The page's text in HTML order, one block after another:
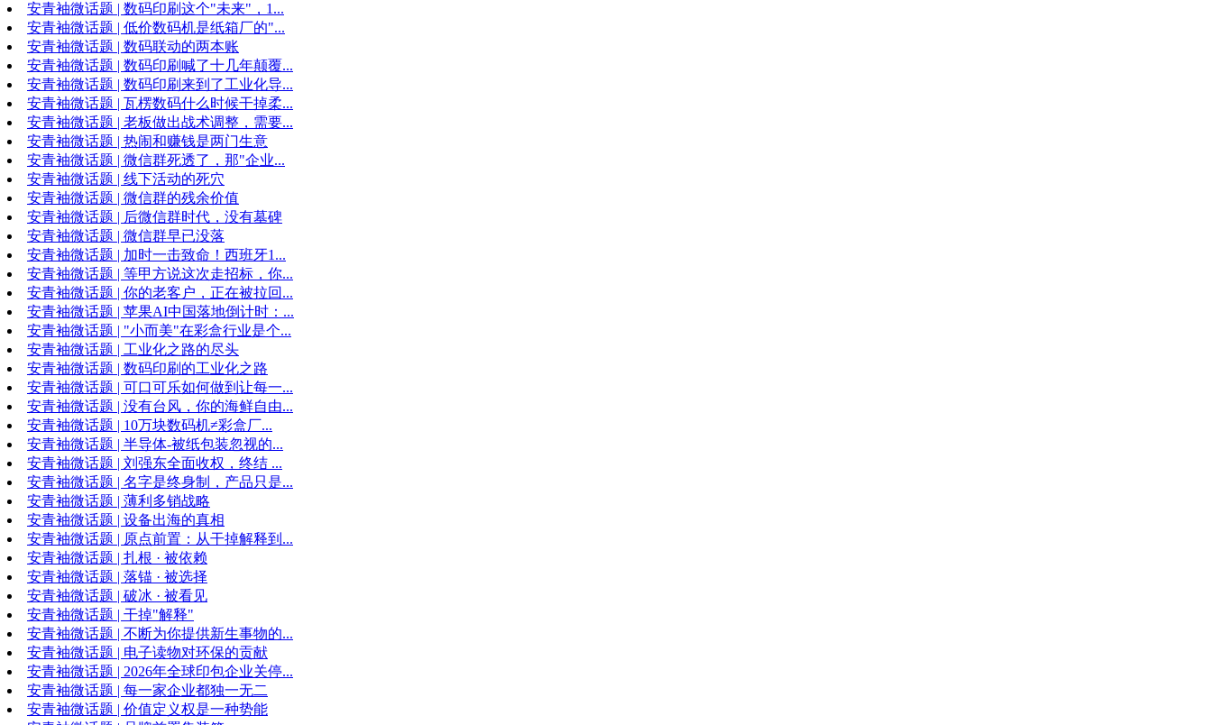
安青袖微话题 | 数码印刷这个"未来"，1...
安青袖微话题 | 低价数码机是纸箱厂的"...
安青袖微话题 | 数码联动的两本账
安青袖微话题 | 数码印刷喊了十几年颠覆...
安青袖微话题 | 数码印刷来到了工业化导...
安青袖微话题 | 瓦楞数码什么时候干掉柔...
安青袖微话题 | 老板做出战术调整，需要...
安青袖微话题 | 热闹和赚钱是两门生意
安青袖微话题 | 微信群死透了，那"企业...
安青袖微话题 | 线下活动的死穴
安青袖微话题 | 微信群的残余价值
安青袖微话题 | 后微信群时代，没有墓碑
安青袖微话题 | 微信群早已没落
安青袖微话题 | 加时一击致命！西班牙1...
安青袖微话题 | 等甲方说这次走招标，你...
安青袖微话题 | 你的老客户，正在被拉回...
安青袖微话题 | 苹果AI中国落地倒计时：...
安青袖微话题 | "小而美"在彩盒行业是个...
安青袖微话题 | 工业化之路的尽头
安青袖微话题 | 数码印刷的工业化之路
安青袖微话题 | 可口可乐如何做到让每一...
安青袖微话题 | 没有台风，你的海鲜自由...
安青袖微话题 | 10万块数码机≠彩盒厂...
安青袖微话题 | 半导体-被纸包装忽视的...
安青袖微话题 | 刘强东全面收权，终结 ...
安青袖微话题 | 名字是终身制，产品只是...
安青袖微话题 | 薄利多销战略
安青袖微话题 | 设备出海的真相
安青袖微话题 | 原点前置：从干掉解释到...
安青袖微话题 | 扎根 · 被依赖
安青袖微话题 | 落锚 · 被选择
安青袖微话题 | 破冰 · 被看见
安青袖微话题 | 干掉"解释"
安青袖微话题 | 不断为你提供新生事物的...
安青袖微话题 | 电子读物对环保的贡献
安青袖微话题 | 2026年全球印包企业关停...
安青袖微话题 | 每一家企业都独一无二
安青袖微话题 | 价值定义权是一种势能